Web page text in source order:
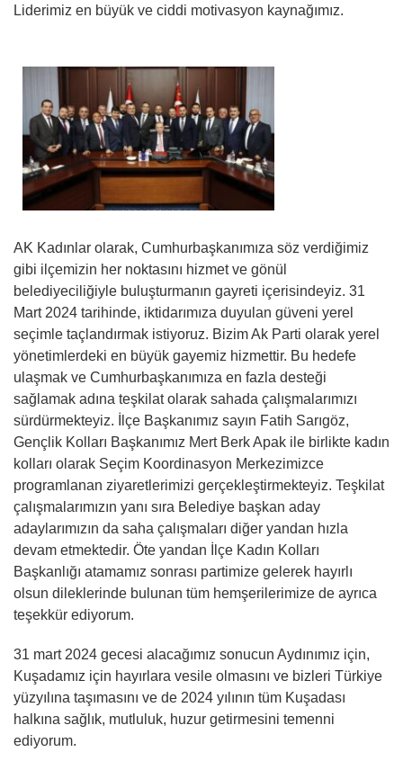
Liderimiz en büyük ve ciddi motivasyon kaynağımız.
AK Kadınlar olarak, Cumhurbaşkanımıza söz verdiğimiz
gibi ilçemizin her noktasını hizmet ve gönül
belediyeciliğiyle buluşturmanın gayreti içerisindeyiz. 31
Mart 2024 tarihinde, iktidarımıza duyulan güveni yerel
seçimle taçlandırmak istiyoruz. Bizim Ak Parti olarak yerel
yönetimlerdeki en büyük gayemiz hizmettir. Bu hedefe
ulaşmak ve Cumhurbaşkanımıza en fazla desteği
sağlamak adına teşkilat olarak sahada çalışmalarımızı
sürdürmekteyiz. İlçe Başkanımız sayın Fatih Sarıgöz,
Gençlik Kolları Başkanımız Mert Berk Apak ile birlikte kadın
kolları olarak Seçim Koordinasyon Merkezimizce
programlanan ziyaretlerimizi gerçekleştirmekteyiz. Teşkilat
çalışmalarımızın yanı sıra Belediye başkan aday
adaylarımızın da saha çalışmaları diğer yandan hızla
devam etmektedir. Öte yandan İlçe Kadın Kolları
Başkanlığı atamamız sonrası partimize gelerek hayırlı
olsun dileklerinde bulunan tüm hemşerilerimize de ayrıca
teşekkür ediyorum.
31 mart 2024 gecesi alacağımız sonucun Aydınımız için,
Kuşadamız için hayırlara vesile olmasını ve bizleri Türkiye
yüzyılına taşımasını ve de 2024 yılının tüm Kuşadası
halkına sağlık, mutluluk, huzur getirmesini temenni
ediyorum.